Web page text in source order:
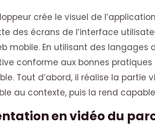
crée le visuel de
des écrans de l’interface
mobile. En utilisant des
conforme aux bonnes
Tout d’abord, il réalise la
au contexte, puis la rend
en vidéo du